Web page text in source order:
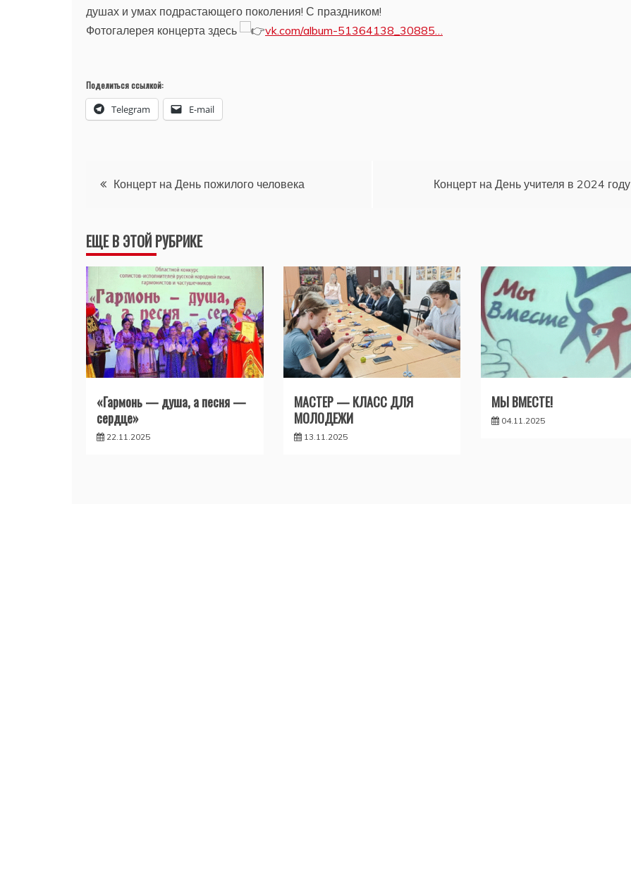
душах и умах подрастающего поколения! С праздником!
Фотогалерея концерта здесь
vk.com/album-51364138_30885…
Поделиться ссылкой:
Telegram E-mail
Навигация
записям
Концерт на День пожилого человека Концерт на День учителя в 2024 году
ЕЩЕ В ЭТОЙ РУБРИКЕ
«Гармонь — душа, а песня —
сердце»
22.11.2025
МАСТЕР — КЛАСС ДЛЯ
МОЛОДЕЖИ
13.11.2025
МЫ ВМЕСТЕ!
04.11.2025